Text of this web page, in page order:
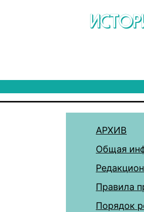
АРХИВ
Общая
Правила
Порядок